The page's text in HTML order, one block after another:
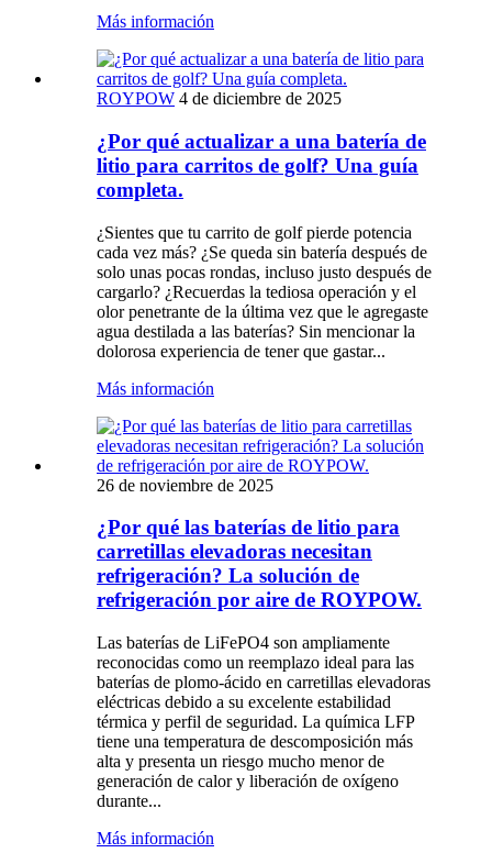
Más información
ROYPOW 4 de diciembre de 2025
¿Por qué actualizar a una batería de
litio para carritos de golf? Una guía
completa.
¿Sientes que tu carrito de golf pierde potencia
cada vez más? ¿Se queda sin batería después de
solo unas pocas rondas, incluso justo después de
cargarlo? ¿Recuerdas la tediosa operación y el
olor penetrante de la última vez que le agregaste
agua destilada a las baterías? Sin mencionar la
dolorosa experiencia de tener que gastar...
Más información
26 de noviembre de 2025
¿Por qué las baterías de litio para
carretillas elevadoras necesitan
refrigeración? La solución de
refrigeración por aire de ROYPOW.
Las baterías de LiFePO4 son ampliamente
reconocidas como un reemplazo ideal para las
baterías de plomo-ácido en carretillas elevadoras
eléctricas debido a su excelente estabilidad
térmica y perfil de seguridad. La química LFP
tiene una temperatura de descomposición más
alta y presenta un riesgo mucho menor de
generación de calor y liberación de oxígeno
durante...
Más información